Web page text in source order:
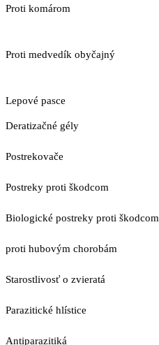
Proti komárom
Proti medvedík obyčajný
Lepové pasce
Deratizačné gély
Postrekovače
Postreky proti škodcom
Biologické postreky proti škodcom
proti hubovým chorobám
Starostlivosť o zvieratá
Parazitické hlístice
Antiparazitiká